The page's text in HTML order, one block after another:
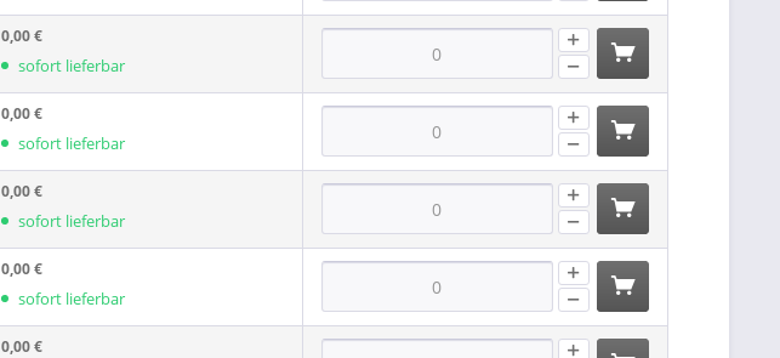
0,00 €
sofort lieferbar
0,00 €
sofort lieferbar
0,00 €
sofort lieferbar
0,00 €
sofort lieferbar
0,00 €